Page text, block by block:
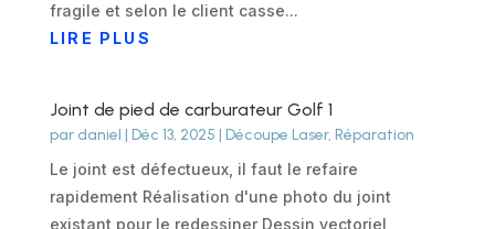
fragile et selon le client casse...
LIRE PLUS
Joint de pied de carburateur Golf 1
par daniel | Déc 13, 2025 | Découpe Laser, Réparation
Le joint est défectueux, il faut le refaire
rapidement Réalisation d'une photo du joint
existant pour le redessiner Dessin vectoriel